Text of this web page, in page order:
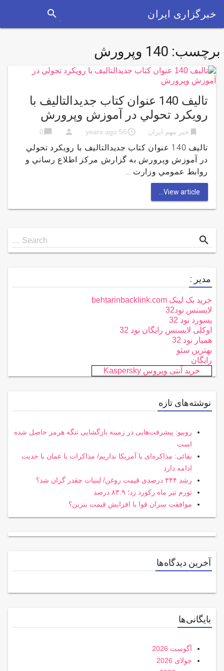
خبرگزاری ایران search
برچسب: 140 وپرورش
تاليف 140 عنوان كتاب جديدالتاليف با
رويكرد تحولي در آموزش وپرورش
bookmark خبر مهم ایران access_time
56 years ago
person
chat_bubble
0
تاليف 140 عنوان كتاب جديدالتاليف با رويكرد تحولي
در آموزش وپرورش به گزارش مركز اطلاع رساني و
روابط عمومي وزارت …
View article...
Search
for
Search … search
مدیر :
خرید بک لینک behtarinbacklink.com
لایسنس نود32
پسورد نود 32
اوکلی لایسنس رایگان نود 32
همیار نود 32
بهترین سئو
رایگان
خرید آنتی ویروس Kaspersky
نوشته‌های تازه
روبیو: پیشرفت‌هایی در زمینه بازگشایی تنگه هرمز حاصل شده
است
بقائی: مذاکره‌ای با آمریکا نداریم/ مذاکرات با عمان با جدیت
ادامه دارد
رشد ۳۴۴ درصدی قیمت روغن/ لبنیات چقدر گران شد؟
تورم تیر ماه رکورد زد؛ ۸۳.۹ درصد
موافقت سران قوا با افزایش قیمت بنزین؟
آخرین دیدگاه‌ها
بایگانی‌ها
آگوست 2026
جولای 2026